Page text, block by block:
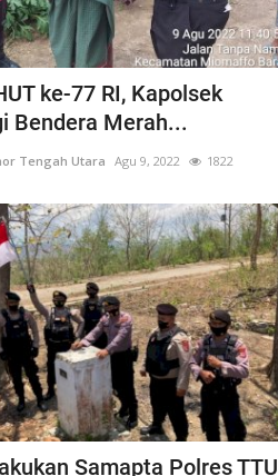
ke-77 RI, Kapolsek
Bendera Merah...
Tengah Utara Agu 9, 2022 1822
Samapta Polres TTU